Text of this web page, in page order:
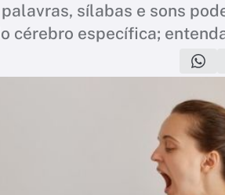
sílabas e sons
cérebro específica;